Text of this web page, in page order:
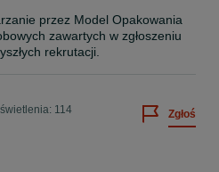
przez Model Opakowania
zawartych w zgłoszeniu
rekrutacji.
114 Zgłoś